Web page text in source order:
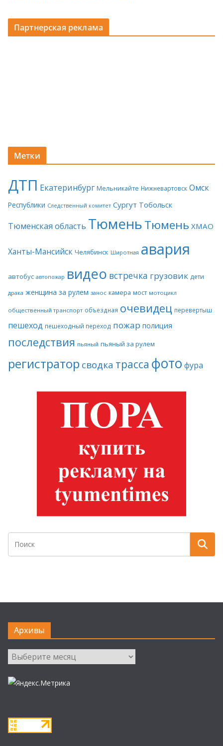
Партнерская реклама
Метки
ДТП Екатеринбург Мельникайте Нижневартовск Омск
Республики Следственный комитет Сургут Тобольск
Тюменская область ТюменьТюмень ХМАО
Ханты-Мансийск Челябинск Широтная авария
автобус автопожар видео встречка грузовик дети
драка женщина за рулем занос камера мост мотоцикл
общественный транспорт объездная очевидец перевертыш
пешеход пешеходный переход пожар полиция
последствия пьяный пьяный за рулем
регистратор сводка трасса фото фура
Архивы
Архивы